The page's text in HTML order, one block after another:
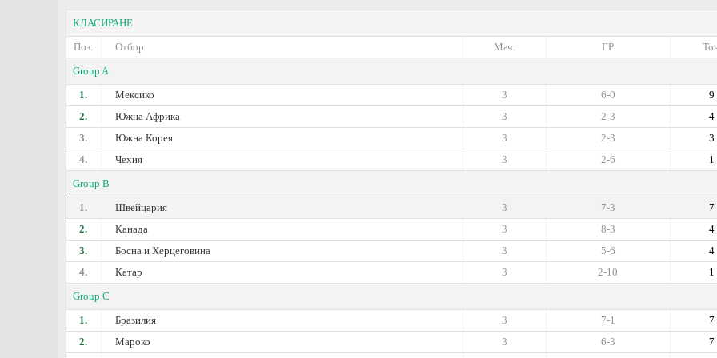
КЛАСИРАНЕ
Поз.
Отбор ГР
Мач.
Group A
1.
Мексико 9
6-0
3
2.
Южна Африка 4
2-3
3
3.
Южна Корея 3
2-3
3
4.
Чехия 1
2-6
3
Group B
1.
Швейцария 7
7-3
3
2.
Канада 4
8-3
3
3.
Босна и Херцеговина 4
5-6
3
4.
Катар 1
2-10
3
Group C
1.
Бразилия 7
7-1
3
2.
Мароко 7
6-3
3